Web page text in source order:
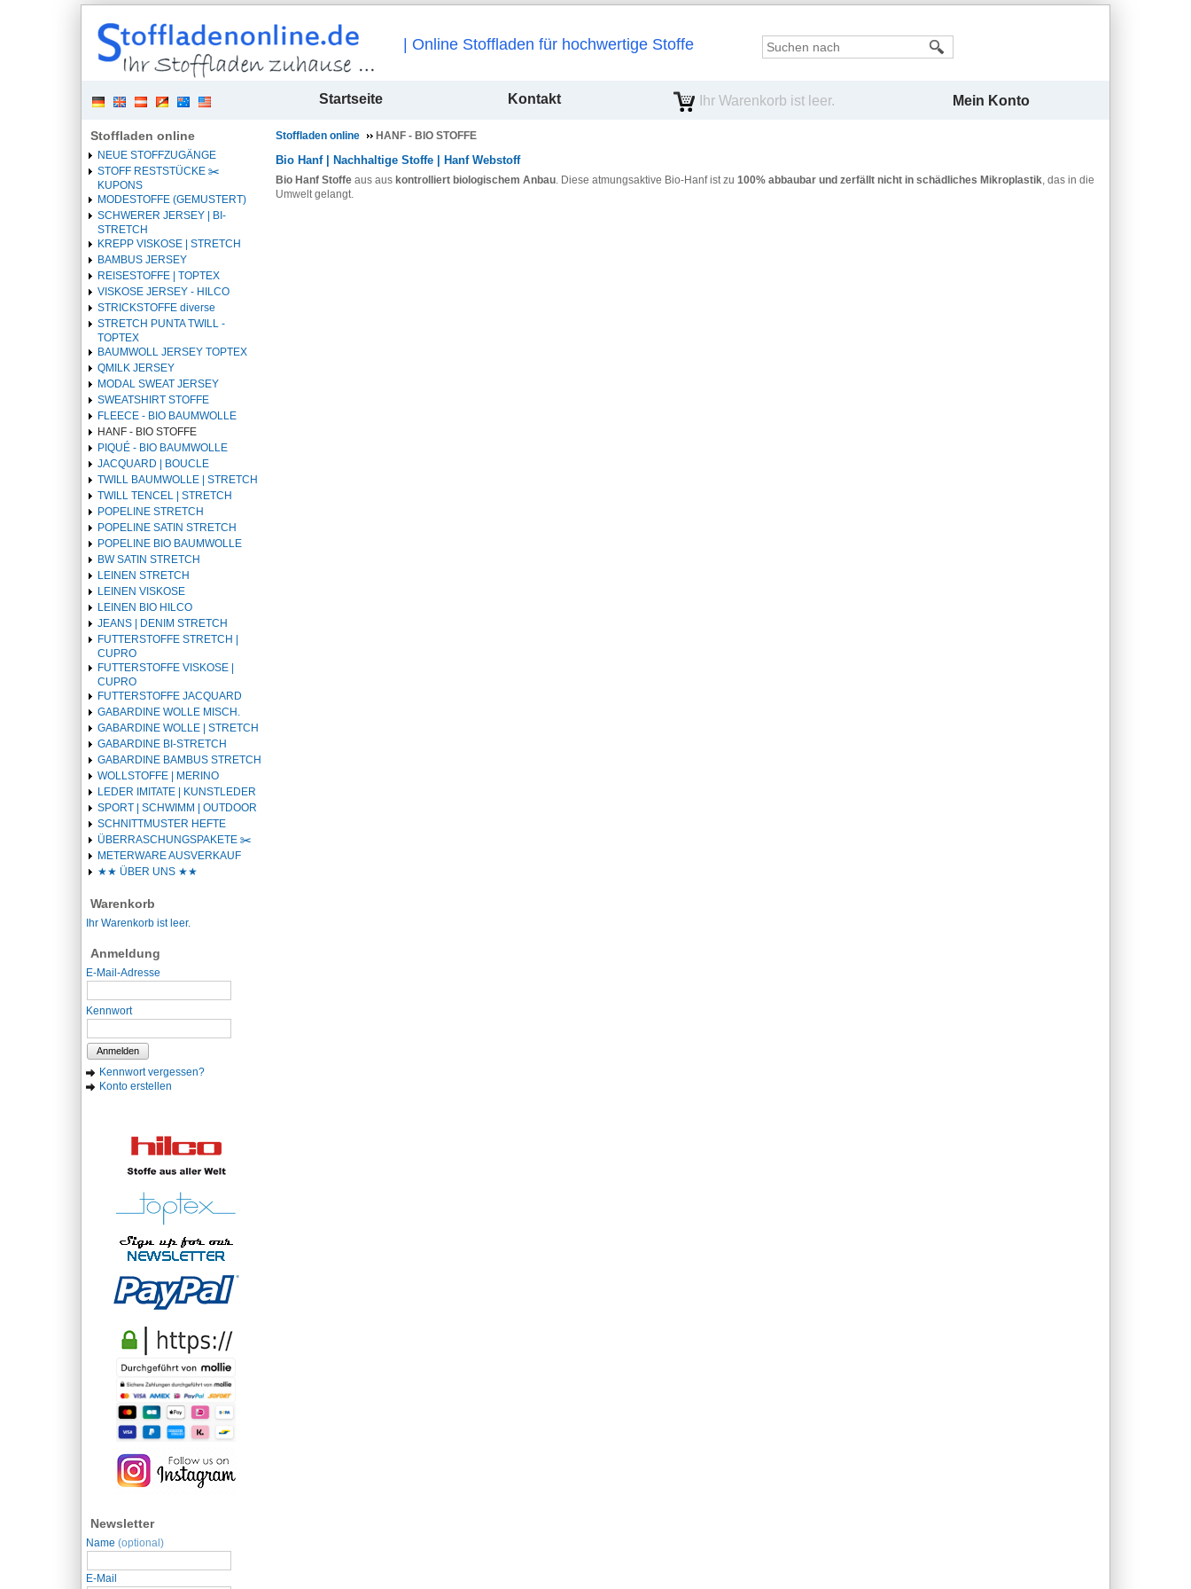
| Online Stoffladen für hochwertige Stoffe
Startseite Kontakt Ihr Warenkorb ist leer. Mein Konto
Stoffladen online
NEUE STOFFZUGÄNGE
STOFF RESTSTÜCKE ✂️️
KUPONS
MODESTOFFE (GEMUSTERT)
SCHWERER JERSEY | BI-
STRETCH
KREPP VISKOSE | STRETCH
BAMBUS JERSEY
REISESTOFFE | TOPTEX
VISKOSE JERSEY - HILCO
STRICKSTOFFE diverse
STRETCH PUNTA TWILL -
TOPTEX
BAUMWOLL JERSEY TOPTEX
QMILK JERSEY
MODAL SWEAT JERSEY
SWEATSHIRT STOFFE
FLEECE - BIO BAUMWOLLE
HANF - BIO STOFFE
PIQUÉ - BIO BAUMWOLLE
JACQUARD | BOUCLE
TWILL BAUMWOLLE | STRETCH
TWILL TENCEL | STRETCH
POPELINE STRETCH
POPELINE SATIN STRETCH
POPELINE BIO BAUMWOLLE
BW SATIN STRETCH
LEINEN STRETCH
LEINEN VISKOSE
LEINEN BIO HILCO
JEANS | DENIM STRETCH
FUTTERSTOFFE STRETCH |
CUPRO
FUTTERSTOFFE VISKOSE |
CUPRO
FUTTERSTOFFE JACQUARD
GABARDINE WOLLE MISCH.
GABARDINE WOLLE | STRETCH
GABARDINE BI-STRETCH
GABARDINE BAMBUS STRETCH
WOLLSTOFFE | MERINO
LEDER IMITATE | KUNSTLEDER
SPORT | SCHWIMM | OUTDOOR
SCHNITTMUSTER HEFTE
ÜBERRASCHUNGSPAKETE ✂️️
METERWARE AUSVERKAUF
★★ ÜBER UNS ★★
Warenkorb
Ihr Warenkorb ist leer.
Anmeldung
E-Mail-Adresse
Kennwort
Anmelden
Kennwort vergessen?
Konto erstellen
Newsletter
Name (optional)
E-Mail
Stoffladen online HANF - BIO STOFFE
Bio Hanf | Nachhaltige Stoffe | Hanf Webstoff
Bio Hanf Stoffe aus aus kontrolliert biologischem Anbau . Diese atmungsaktive Bio-Hanf ist zu 100% abbaubar und zerfällt nicht in schädliches Mikroplastik , das in die
Umwelt gelangt.